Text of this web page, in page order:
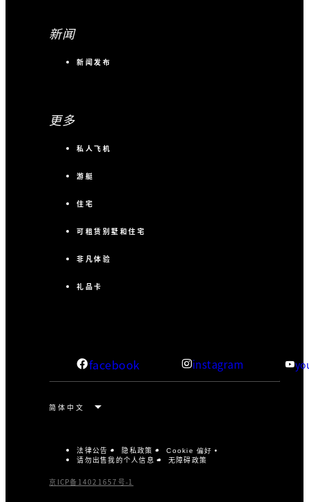
新闻
新闻发布
更多
私人飞机
游艇
住宅
可租赁别墅和住宅
非凡体验
礼品卡
facebook instagram
法律公告 隐私政策 Cookie 偏好
请勿出售我的个人信息 无障碍政策
京ICP备14021657号-1